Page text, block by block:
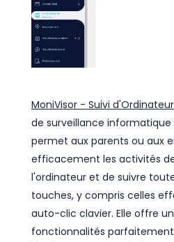
MoniVisor - Suivi d'Ordinateur
de surveillance
permet aux parents ou aux
efficacement les activités
l'ordinateur et de suivre
touches, y compris celles
auto-clic clavier. Elle offre
fonctionnalités